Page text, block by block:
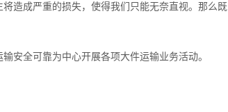
造成严重的损失，使得我们只能无奈直视。那么既
安全可靠为中心开展各项大件运输业务活动。